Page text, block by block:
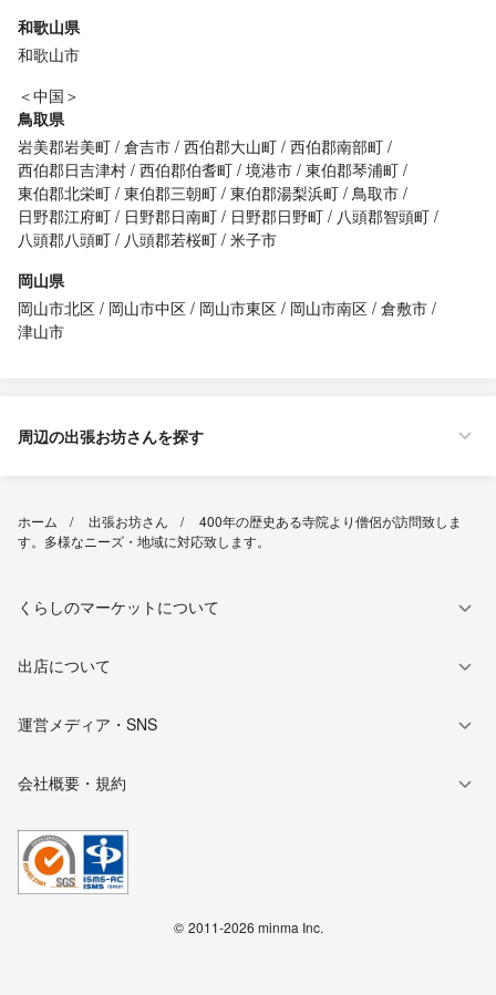
和歌山県
和歌山市
＜中国＞
鳥取県
岩美郡岩美町 倉吉市 西伯郡大山町 西伯郡南部町
西伯郡日吉津村 西伯郡伯耆町 境港市 東伯郡琴浦町
東伯郡北栄町 東伯郡三朝町 東伯郡湯梨浜町 鳥取市
日野郡江府町
日野郡日南町 日野郡日野町
八頭郡智頭町
八頭郡八頭町
八頭郡若桜町 米子市
岡山県
岡山市北区
岡山市中区 岡山市東区 岡山市南区 倉敷市
津山市
周辺の出張お坊さんを探す
ホーム 出張お坊さん
400年の歴史ある寺院より僧侶が訪問致しま
す。多様なニーズ・地域に対応致します。
くらしのマーケットについて
出店について
運営メディア・SNS
会社概要・規約
© 2011-2026 minma Inc.